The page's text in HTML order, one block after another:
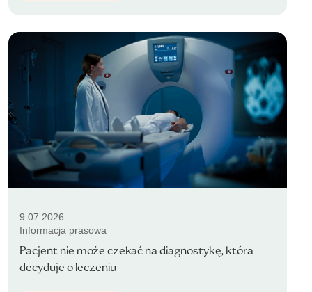
9.07.2026
Informacja prasowa
Pacjent nie może czekać na diagnostykę, która
decyduje o leczeniu